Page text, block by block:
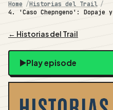
Home
Historias del Trail
4. 'Caso Chepngeno':
← Historias del Trail
Play episode